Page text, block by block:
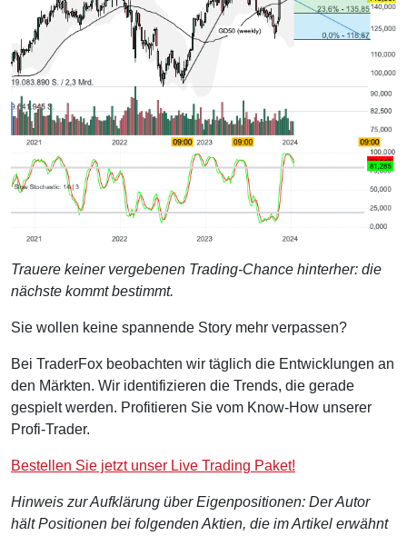
Trauere keiner vergebenen Trading-Chance hinterher: die
nächste kommt bestimmt.
Sie wollen keine spannende Story mehr verpassen?
Bei TraderFox beobachten wir täglich die Entwicklungen an
den Märkten. Wir identifizieren die Trends, die gerade
gespielt werden. Profitieren Sie vom Know-How unserer
Profi-Trader.
Bestellen Sie jetzt unser Live Trading Paket!
Hinweis zur Aufklärung über Eigenpositionen: Der Autor
hält Positionen bei folgenden Aktien, die im Artikel erwähnt